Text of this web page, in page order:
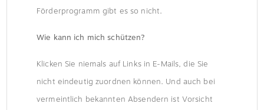
Förderprogramm gibt es so nicht.
Wie kann ich mich schützen?
Klicken Sie niemals auf Links in E-Mails, die Sie
nicht eindeutig zuordnen können. Und auch bei
vermeintlich bekannten Absendern ist Vorsicht